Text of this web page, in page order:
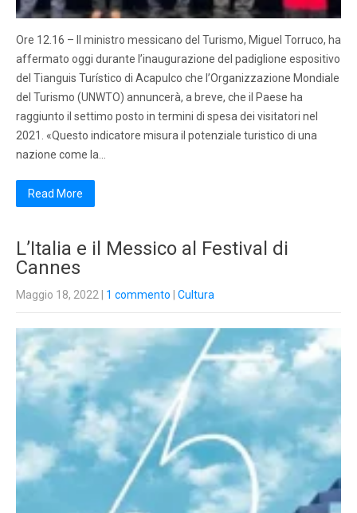
Ore 12.16 – Il ministro messicano del Turismo, Miguel Torruco, ha
affermato oggi durante l’inaugurazione del padiglione espositivo
del Tianguis Turístico di Acapulco che l’Organizzazione Mondiale
del Turismo (UNWTO) annuncerà, a breve, che il Paese ha
raggiunto il settimo posto in termini di spesa dei visitatori nel
2021. «Questo indicatore misura il potenziale turistico di una
nazione come la…
Read More
L’Italia e il Messico al Festival di
Cannes
Maggio 18, 2022 1 commento Cultura